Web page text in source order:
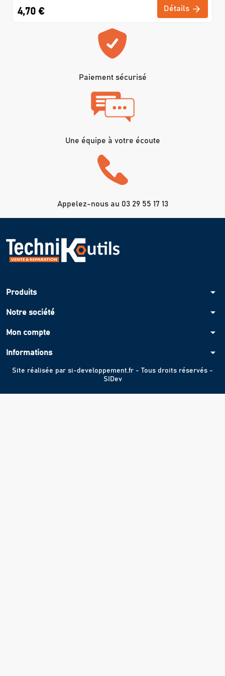
4,70 € Détails
Paiement sécurisé
Une équipe à votre écoute
Appelez-nous au 03 29 55 17 13
Produits arrow_drop_down
Notre société arrow_drop_down
Mon compte arrow_drop_down
Informations arrow_drop_down
Site réalisée par si-developpement.fr - Tous droits réservés -
SIDev